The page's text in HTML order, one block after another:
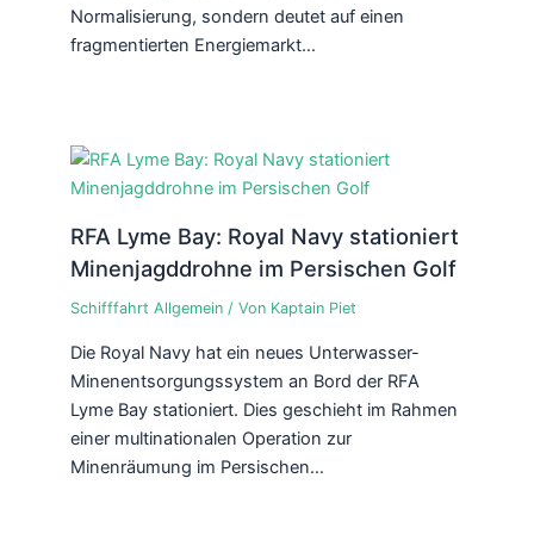
Normalisierung, sondern deutet auf einen
fragmentierten Energiemarkt…
RFA Lyme Bay: Royal Navy stationiert
Minenjagddrohne im Persischen Golf
Schifffahrt Allgemein/ Von Kaptain Piet
Die Royal Navy hat ein neues Unterwasser-
Minenentsorgungssystem an Bord der RFA
Lyme Bay stationiert. Dies geschieht im Rahmen
einer multinationalen Operation zur
Minenräumung im Persischen…